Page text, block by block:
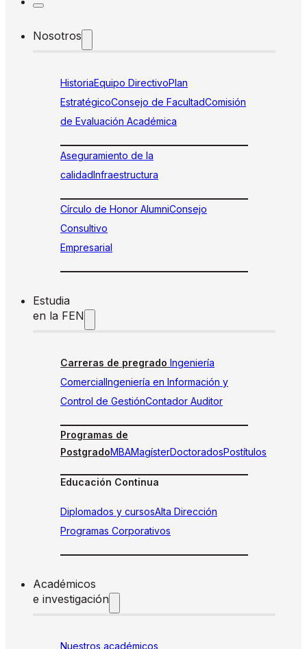
Nosotros
HistoriaEquipo DirectivoPlan
EstratégicoConsejo de FacultadComisión
de Evaluación Académica
Aseguramiento de la
calidadInfraestructura
Círculo de Honor AlumniConsejo
Consultivo
Empresarial
Estudia
en la FEN
Carreras de pregrado Ingeniería
ComercialIngeniería en Información y
Control de GestiónContador Auditor
Programas de
PostgradoMBAMagísterDoctoradosPostítulos
Educación Continua
Diplomados y cursosAlta Dirección
Programas Corporativos
Académicos
e investigación
Nuestros académicos